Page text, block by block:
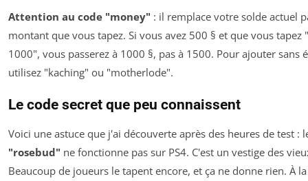
Attention au code "money" : il remplace votre solde actuel
montant que vous tapez. Si vous avez 500 § et que vous tapez
1000", vous passerez à 1000 §, pas à 1500. Pour ajouter sans
utilisez "kaching" ou "motherlode".
Le code secret que peu connaissent
Voici une astuce que j'ai découverte après des heures de test :
"rosebud" ne fonctionne pas sur PS4. C'est un vestige des
Beaucoup de joueurs le tapent encore, et ça ne donne rien. À